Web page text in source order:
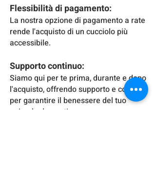
Flessibilità di pagamento:
La nostra opzione di pagamento a rate
rende l'acquisto di un cucciolo più
accessibile.
Supporto continuo:
Siamo qui per te prima, durante e dopo
l'acquisto, offrendo supporto e consigli
per garantire il benessere del tuo
animale domestico.